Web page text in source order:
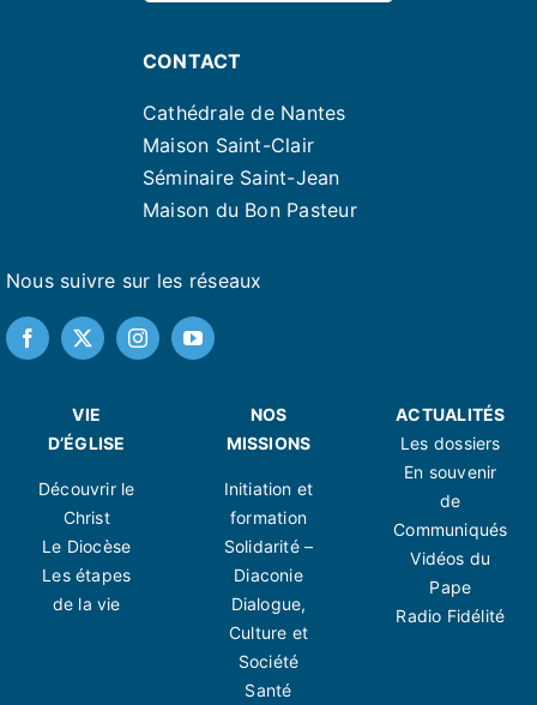
Nous suivre sur les réseaux
CONTACT
Cathédrale de Nantes
Maison Saint-Clair
Séminaire Saint-Jean
Maison du Bon Pasteur
VIE
D’ÉGLISE
Découvrir le
Christ
Le Diocèse
Les étapes
de la vie
NOS
MISSIONS
Initiation et
formation
Solidarité –
Diaconie
Dialogue,
Culture et
Société
Santé
ACTUALITÉS
Les dossiers
En souvenir
de
Communiqués
Vidéos du
Pape
Radio Fidélité